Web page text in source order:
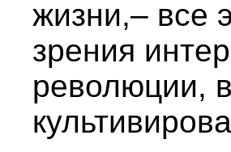
жизни,– все
зрения
революции,